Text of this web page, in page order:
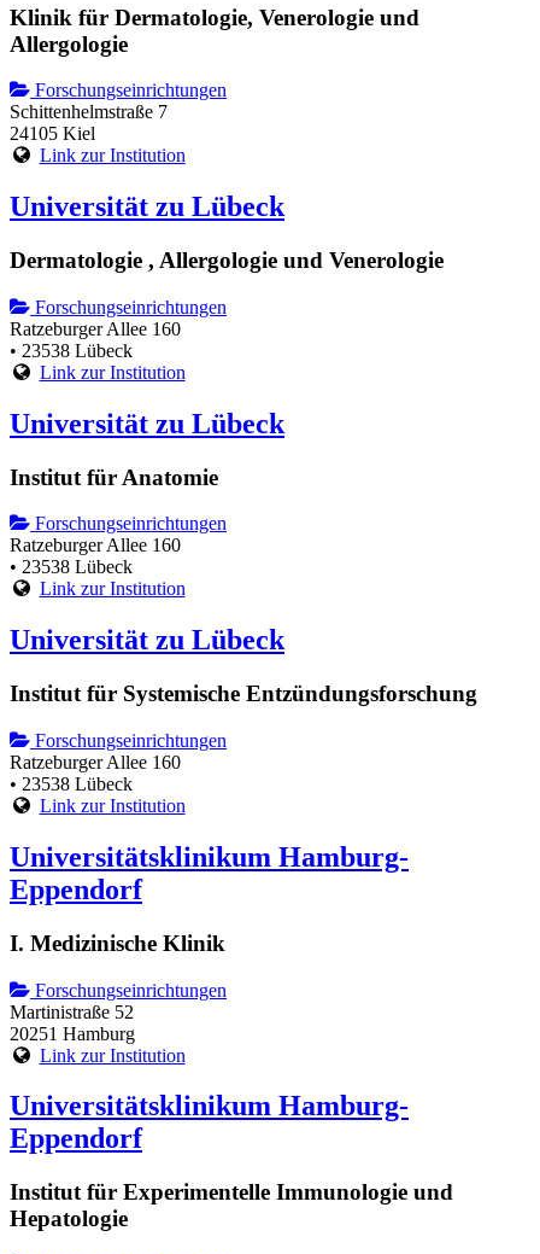
Klinik für Dermatologie, Venerologie und
Allergologie
Forschungseinrichtungen
Schittenhelmstraße 7
24105 Kiel
Link zur Institution
Universität zu Lübeck
Dermatologie , Allergologie und Venerologie
Forschungseinrichtungen
Ratzeburger Allee 160
• 23538 Lübeck
Link zur Institution
Universität zu Lübeck
Institut für Anatomie
Forschungseinrichtungen
Ratzeburger Allee 160
• 23538 Lübeck
Link zur Institution
Universität zu Lübeck
Institut für Systemische Entzündungsforschung
Forschungseinrichtungen
Ratzeburger Allee 160
• 23538 Lübeck
Link zur Institution
Universitätsklinikum Hamburg-
Eppendorf
I. Medizinische Klinik
Forschungseinrichtungen
Martinistraße 52
20251 Hamburg
Link zur Institution
Universitätsklinikum Hamburg-
Eppendorf
Institut für Experimentelle Immunologie und
Hepatologie